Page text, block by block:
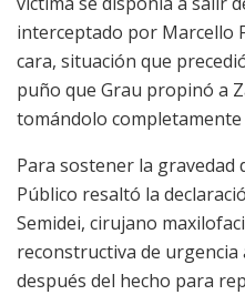
interceptado por Marcello
cara, situación que
puño que Grau propinó a
tomándolo completamente
Para sostener la gravedad
Público resaltó la
Semidei, cirujano
reconstructiva de urgencia
después del hecho para